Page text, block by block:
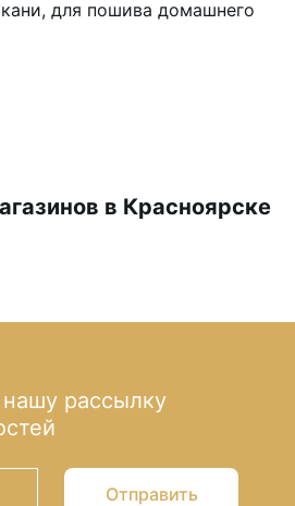
для пошива домашнего
в Красноярске
рассылку
Отправить